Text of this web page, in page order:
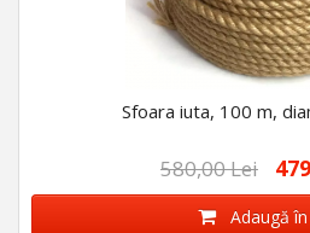
Sfoara iuta, 100 m,
580,00 Lei
Adaugă în